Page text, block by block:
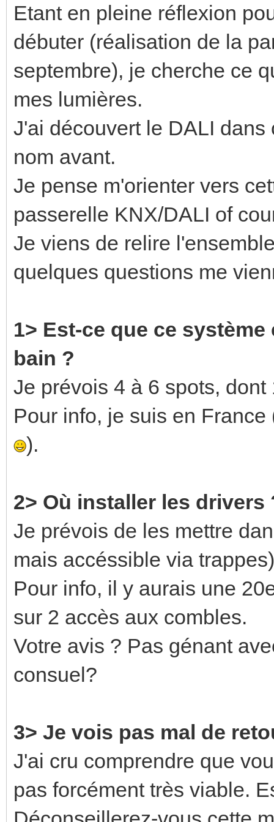
Etant en pleine réflexion
débuter (réalisation de la
septembre), je cherche ce
mes lumières.
J'ai découvert le DALI
nom avant.
Je pense m'orienter vers
passerelle KNX/DALI of
Je viens de relire
quelques questions me
1> Est-ce que ce
bain ?
Je prévois 4 à 6 spots,
Pour info, je suis en
).
2> Où installer les drivers
Je prévois de les mettre
mais accéssible via
Pour info, il y aurais une
sur 2 accès aux combles.
Votre avis ? Pas génant
consuel?
3> Je vois pas mal de
J'ai cru comprendre que
pas forcément très viable.